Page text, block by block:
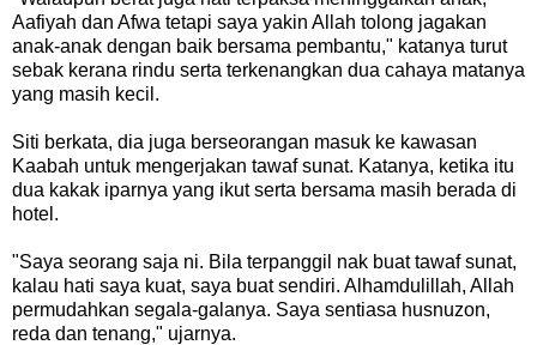
Aafiyah dan Afwa tetapi saya yakin Allah tolong jagakan
anak-anak dengan baik bersama pembantu," katanya turut
sebak kerana rindu serta terkenangkan dua cahaya matanya
yang masih kecil.
Siti berkata, dia juga berseorangan masuk ke kawasan
Kaabah untuk mengerjakan tawaf sunat. Katanya, ketika itu
dua kakak iparnya yang ikut serta bersama masih berada di
hotel.
"Saya seorang saja ni. Bila terpanggil nak buat tawaf sunat,
kalau hati saya kuat, saya buat sendiri. Alhamdulillah, Allah
permudahkan segala-galanya. Saya sentiasa husnuzon,
reda dan tenang," ujarnya.